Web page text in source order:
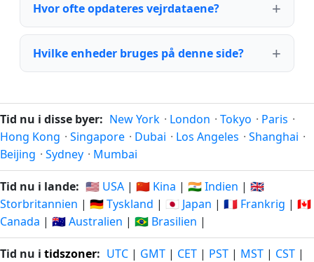
Hvor ofte opdateres vejrdataene?
Hvilke enheder bruges på denne side?
Tid nu i disse byer: New York · London · Tokyo · Paris ·
Hong Kong · Singapore · Dubai · Los Angeles · Shanghai ·
Beijing · Sydney · Mumbai
Tid nu i lande: 🇺🇸 USA | 🇨🇳 Kina | 🇮🇳 Indien | 🇬🇧
Storbritannien | 🇩🇪 Tyskland | 🇯🇵 Japan | 🇫🇷 Frankrig | 🇨🇦
Canada | 🇦🇺 Australien | 🇧🇷 Brasilien |
Tid nu i tidszoner: UTC | GMT | CET | PST | MST | CST |